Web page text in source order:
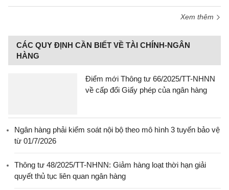
Xem thêm
CÁC QUY ĐỊNH CẦN BIẾT VỀ TÀI CHÍNH-NGÂN
HÀNG
Điểm mới Thông tư 66/2025/TT-NHNN
về cấp đổi Giấy phép của ngân hàng
Ngân hàng phải kiểm soát nội bộ theo mô hình 3 tuyến bảo vệ
từ 01/7/2026
Thông tư 48/2025/TT-NHNN: Giảm hàng loạt thời hạn giải
quyết thủ tục liên quan ngân hàng